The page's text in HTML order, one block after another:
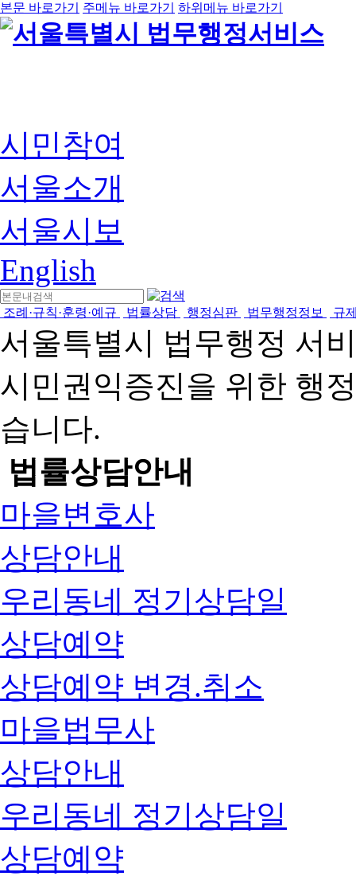
본문 바로가기 주메뉴 바로가기 하위메뉴 바로가기
시민참여
서울소개
서울시보
English
조례·규칙·훈령·예규 법률상담 행정심판 법무행정정보 규
서울특별시 법무행정 서
시민권익증진을 위한 행
습니다.
법률상담안내
마을변호사
상담안내
우리동네 정기상담일
상담예약
상담예약 변경.취소
마을법무사
상담안내
우리동네 정기상담일
상담예약